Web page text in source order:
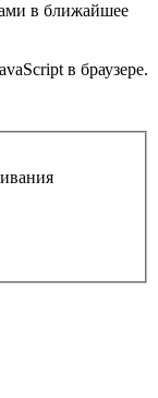
в ближайшее
в браузере.